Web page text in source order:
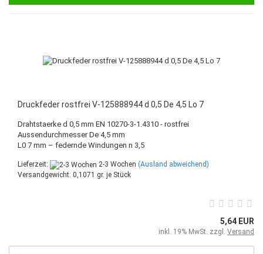
Druckfeder rostfrei V-125888944 d 0,5 De 4,5 Lo 7
Drahtstaerke d 0,5 mm EN 10270-3-1.4310 - rostfrei
Aussendurchmesser De 4,5 mm
L0 7 mm – federnde Windungen n 3,5
Lieferzeit: 2-3 Wochen (Ausland abweichend)
Versandgewicht: 0,1071 gr. je Stück
5,64 EUR
inkl. 19% MwSt. zzgl. Versand